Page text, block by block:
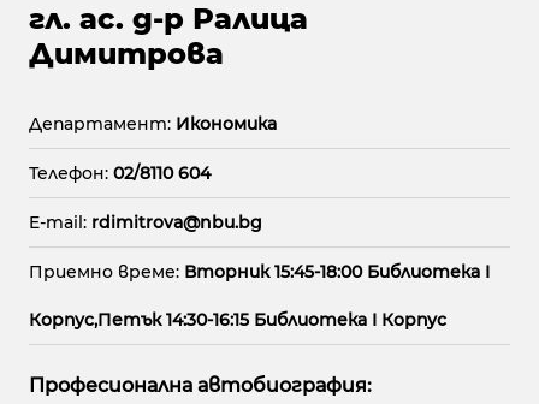
гл. ас. д-р Ралица
Димитрова
Департамент: Икономика
Телефон: 02/8110 604
E-mail: rdimitrova@nbu.bg
Приемно време: Вторник 15:45-18:00 Библиотека I
Корпус,Петък 14:30-16:15 Библиотека I Корпус
Професионална автобиография: